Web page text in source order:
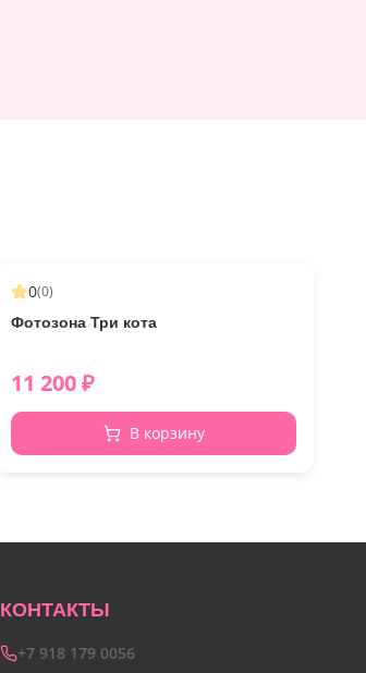
0(0)
Фотозона Три кота
11 200₽
В корзину
КОНТАКТЫ
+7 918 179 0056